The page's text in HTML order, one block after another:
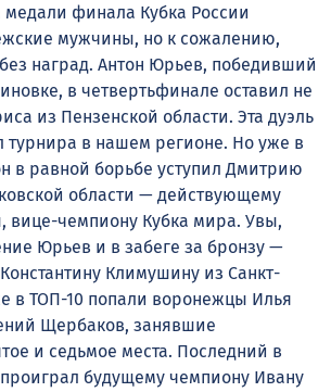
финала Кубка России
мужчины, но к сожалению,
без наград. Антон Юрьев, победивший
в четвертьфинале оставил не
из Пензенской области. Эта дуэль
турнира в нашем регионе. Но уже в
в равной борьбе уступил Дмитрию
области — действующему
вице-чемпиону Кубка мира. Увы,
Юрьев и в забеге за бронзу —
Климушину из Санкт-
в ТОП-10 попали воронежцы Илья
Щербаков, занявшие
и седьмое места. Последний в
будущему чемпиону Ивану